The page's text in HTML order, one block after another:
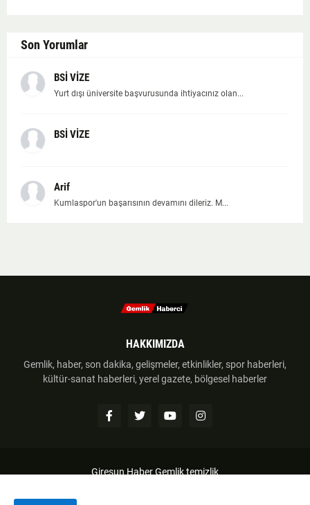
Son Yorumlar
BSİ VİZE
Yurt dışı üniversite başvurusunda ihtiyacınız olan...
BSİ VİZE
Arif
Kumlaspor'un başarısının devamını dileriz. M...
HAKKIMIZDA
Gemlik, haber, son dakika, gelişmeler, etkinlikler, spor haberleri,
kültür-sanat haberleri, yerel gazete, bölgesel haberler
Giresun HaberGemlik temizlik